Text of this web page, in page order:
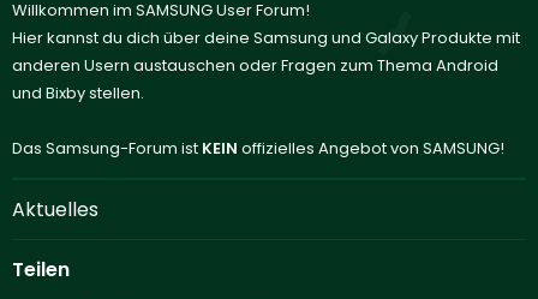
Willkommen im SAMSUNG User Forum!
Hier kannst du dich über deine Samsung und Galaxy Produkte mit
anderen Usern austauschen oder Fragen zum Thema Android
und Bixby stellen.
Das Samsung-Forum ist KEIN offizielles Angebot von SAMSUNG!
Aktuelles
Teilen